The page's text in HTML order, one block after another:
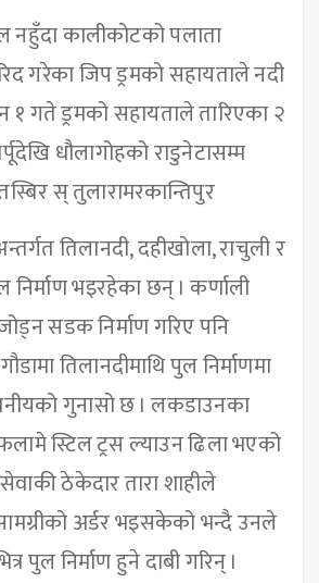
नहुँदा कालीकोटको पलाता
गरेका जिप ड्रमको सहायताले नदी
१ गते ड्रमको सहायताले तारिएका २
धौलागोहको राडुनेटासम्म
स् तुलारामरकान्तिपुर
तिलानदी, दहीखोला, राचुली र
निर्माण भइरहेका छन् । कर्णाली
सडक निर्माण गरिए पनि
तिलानदीमाथि पुल निर्माणमा
गुनासो छ । लकडाउनका
स्टिल ट्रस ल्याउन ढिला भएको
ठेकेदार तारा शाहीले
अर्डर भइसकेको भन्दै उनले
पुल निर्माण हुने दाबी गरिन् ।